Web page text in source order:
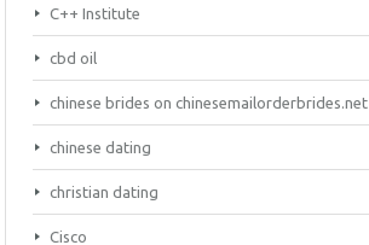
C++ Institute
cbd oil
chinese brides on chinesemailorderbrides.net
chinese dating
christian dating
Cisco